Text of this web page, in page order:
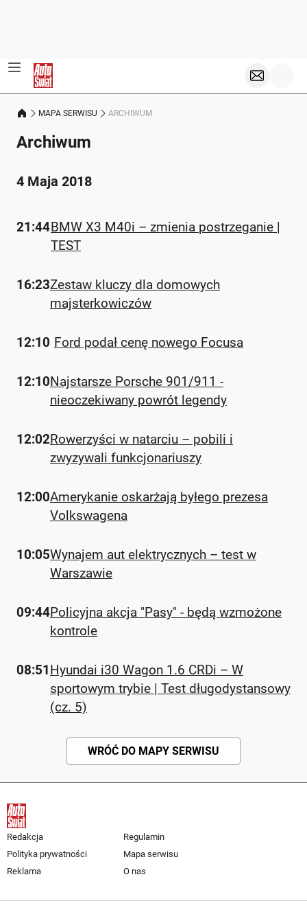
MAPA SERWISU ARCHIWUM
Archiwum
4 Maja 2018
21:44BMW X3 M40i – zmienia postrzeganie |
TEST
16:23Zestaw kluczy dla domowych
majsterkowiczów
12:10 Ford podał cenę nowego Focusa
12:10Najstarsze Porsche 901/911 -
nieoczekiwany powrót legendy
12:02Rowerzyści w natarciu – pobili i
zwyzywali funkcjonariuszy
12:00Amerykanie oskarżają byłego prezesa
Volkswagena
10:05Wynajem aut elektrycznych – test w
Warszawie
09:44Policyjna akcja "Pasy" - będą wzmożone
kontrole
08:51Hyundai i30 Wagon 1.6 CRDi – W
sportowym trybie | Test długodystansowy
(cz. 5)
WRÓĆ DO MAPY SERWISU
Redakcja
Regulamin
Polityka prywatności
Mapa serwisu
Reklama
O nas